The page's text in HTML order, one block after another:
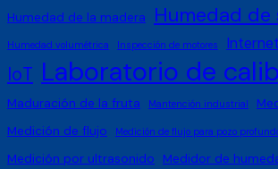
Humedad de la madera
Humedad de
Humedad volumétrica Inspección de motores
IoT Laboratorio de
Maduración de la fruta Mantención industrial
Medición de flujo
Medición de flujo para pozo
Medición por ultrasonido Medidor de